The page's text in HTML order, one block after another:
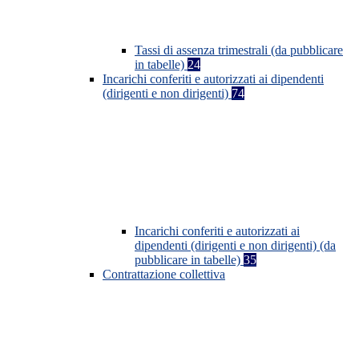
Tassi di assenza trimestrali (da pubblicare
in tabelle) 24
Incarichi conferiti e autorizzati ai dipendenti
(dirigenti e non dirigenti) 74
Incarichi conferiti e autorizzati ai
dipendenti (dirigenti e non dirigenti) (da
pubblicare in tabelle) 35
Contrattazione collettiva